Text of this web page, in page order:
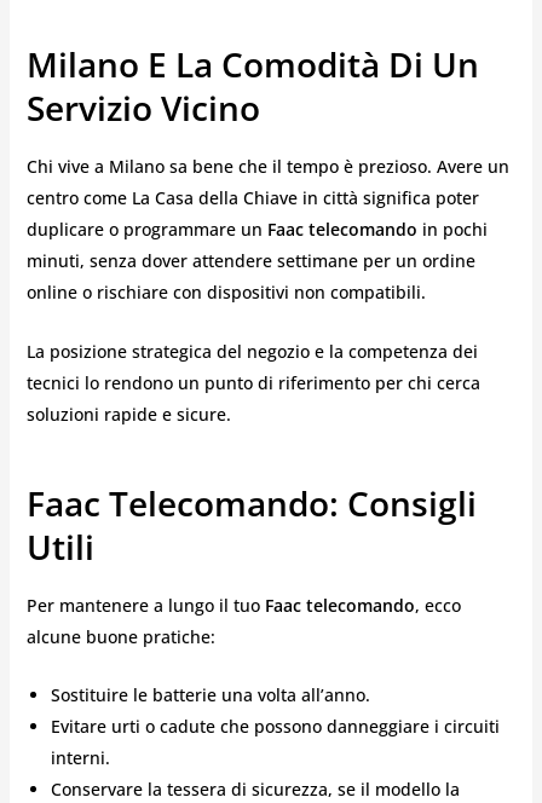
Milano E La Comodità Di Un
Servizio Vicino
Chi vive a Milano sa bene che il tempo è prezioso. Avere un
centro come La Casa della Chiave in città significa poter
duplicare o programmare un Faac telecomando in pochi
minuti, senza dover attendere settimane per un ordine
online o rischiare con dispositivi non compatibili.
La posizione strategica del negozio e la competenza dei
tecnici lo rendono un punto di riferimento per chi cerca
soluzioni rapide e sicure.
Faac Telecomando: Consigli
Utili
Per mantenere a lungo il tuo Faac telecomando, ecco
alcune buone pratiche:
Sostituire le batterie una volta all’anno.
Evitare urti o cadute che possono danneggiare i circuiti
interni.
Conservare la tessera di sicurezza, se il modello la